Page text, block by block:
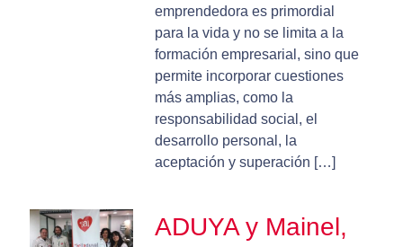
emprendedora es primordial
para la vida y no se limita a la
formación empresarial, sino que
permite incorporar cuestiones
más amplias, como la
responsabilidad social, el
desarrollo personal, la
aceptación y superación […]
ADUYA y Mainel,